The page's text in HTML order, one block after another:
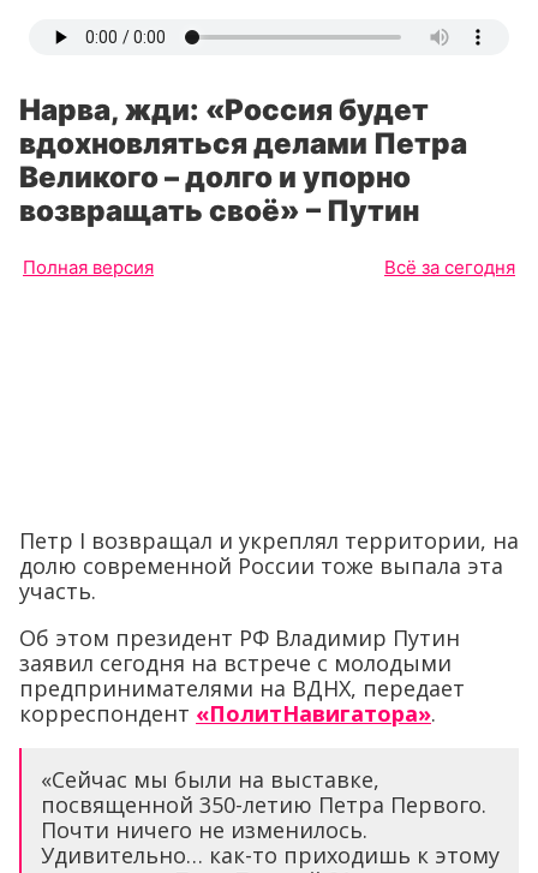
Нарва, жди: «Россия будет
вдохновляться делами Петра
Великого – долго и упорно
возвращать своё» – Путин
Полная версия Всё за сегодня
Петр I возвращал и укреплял территории, на
долю современной России тоже выпала эта
участь.
Об этом президент РФ Владимир Путин
заявил сегодня на встрече с молодыми
предпринимателями на ВДНХ, передает
корреспондент «ПолитНавигатора».
«Сейчас мы были на выставке,
посвященной 350-летию Петра Первого.
Почти ничего не изменилось.
Удивительно… как-то приходишь к этому